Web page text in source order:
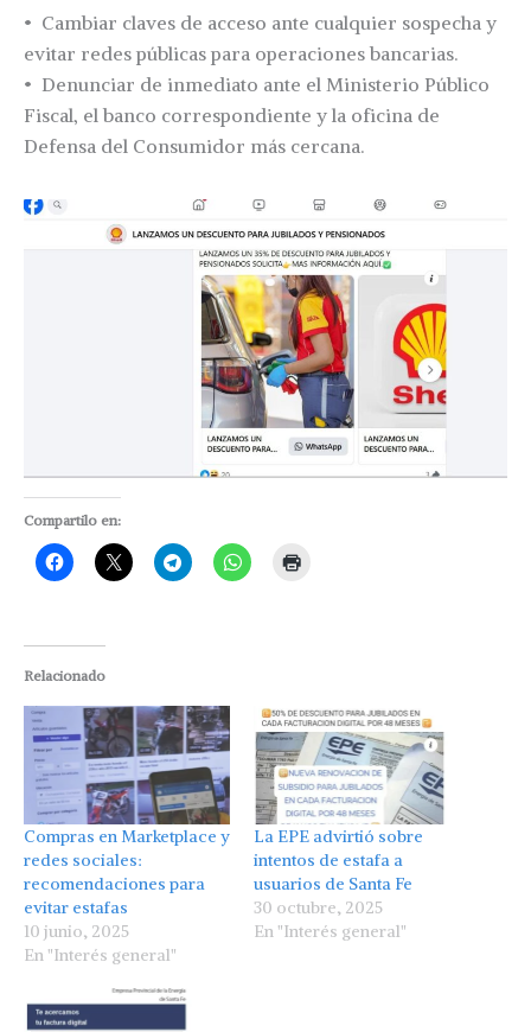
•⁠ ⁠Cambiar claves de acceso ante cualquier sospecha y
evitar redes públicas para operaciones bancarias.
•⁠ ⁠Denunciar de inmediato ante el Ministerio Público
Fiscal, el banco correspondiente y la oficina de
Defensa del Consumidor más cercana.
Compartilo en:
Relacionado
Compras en Marketplace y
redes sociales:
recomendaciones para
evitar estafas
10 junio, 2025
En "Interés general"
La EPE advirtió sobre
intentos de estafa a
usuarios de Santa Fe
30 octubre, 2025
En "Interés general"